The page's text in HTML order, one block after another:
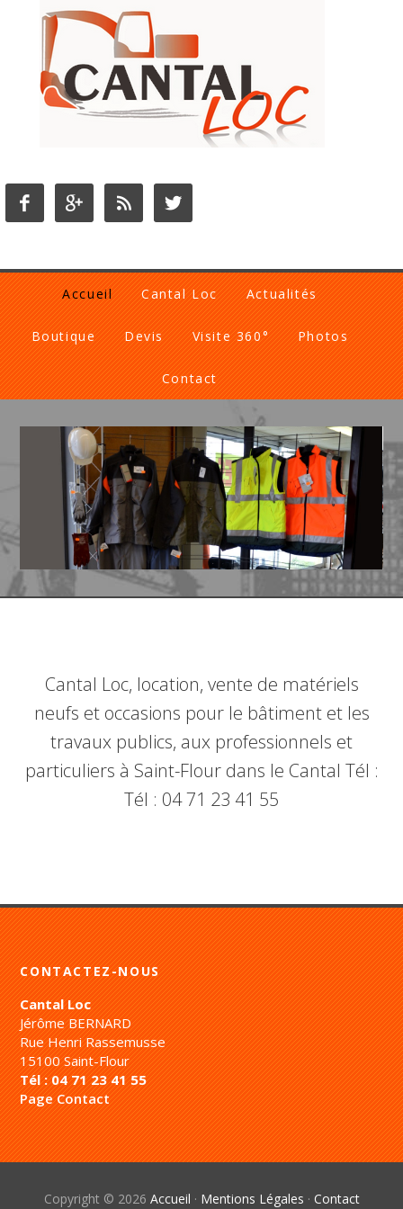
   
Accueil Cantal Loc Actualités
Boutique Devis Visite 360° Photos
Contact
Cantal Loc, location, vente de matériels
neufs et occasions pour le bâtiment et les
travaux publics, aux professionnels et
particuliers à Saint-Flour dans le Cantal Tél :
Tél : 04 71 23 41 55
CONTACTEZ-NOUS
Cantal Loc
Jérôme BERNARD
Rue Henri Rassemusse
15100 Saint-Flour
Tél : 04 71 23 41 55
Page Contact
Copyright © 2026 Accueil · Mentions Légales · Contact